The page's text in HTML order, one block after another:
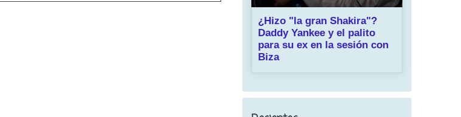
¿Hizo "la gran Shakira"?
Daddy Yankee y el palito
para su ex en la sesión con
Biza